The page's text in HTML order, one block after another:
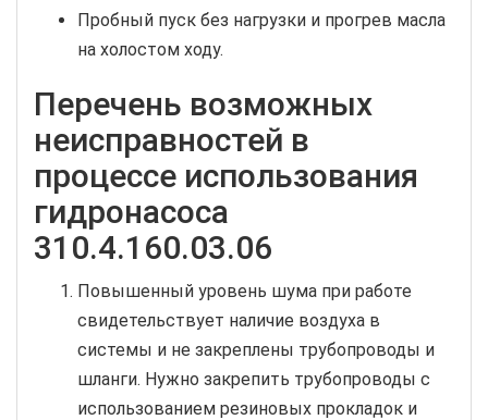
Пробный пуск без нагрузки и прогрев масла
на холостом ходу.
Перечень возможных
неисправностей в
процессе использования
гидронасоса
310.4.160.03.06
Повышенный уровень шума при работе
свидетельствует наличие воздуха в
системы и не закреплены трубопроводы и
шланги. Нужно закрепить трубопроводы с
использованием резиновых прокладок и